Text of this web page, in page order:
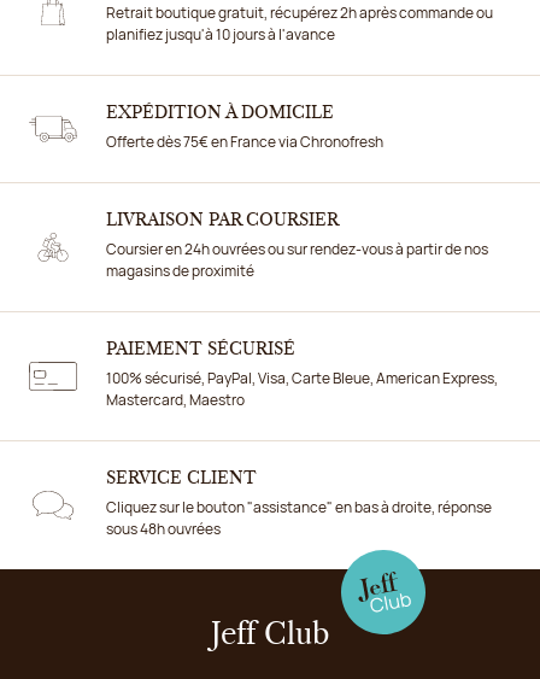
Retrait boutique gratuit, récupérez 2h après commande ou
planifiez jusqu'à 10 jours à l'avance
EXPÉDITION À DOMICILE
Offerte dès 75€ en France via Chronofresh
LIVRAISON PAR COURSIER
Coursier en 24h ouvrées ou sur rendez-vous à partir de nos
magasins de proximité
PAIEMENT SÉCURISÉ
100% sécurisé, PayPal, Visa, Carte Bleue, American Express,
Mastercard, Maestro
SERVICE CLIENT
Cliquez sur le bouton "assistance" en bas à droite, réponse
sous 48h ouvrées
Jeff Club